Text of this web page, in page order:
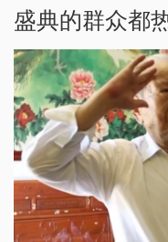
盛典的群众都